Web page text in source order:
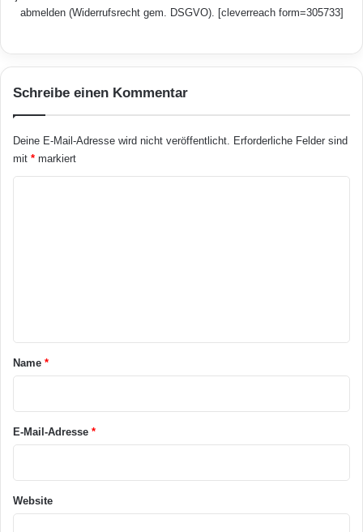
abmelden (Widerrufsrecht gem. DSGVO). [cleverreach form=305733]
Schreibe einen Kommentar
Deine E-Mail-Adresse wird nicht veröffentlicht. Erforderliche Felder sind
mit * markiert
a
*
Name *
E-Mail-Adresse *
Website